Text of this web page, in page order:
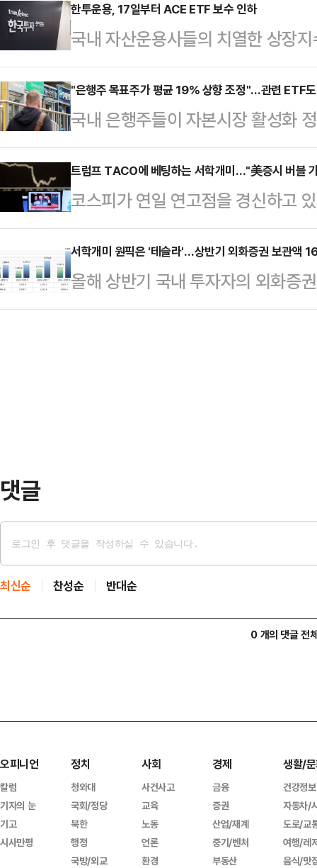
가 고점에 달했다는 우려 심리가 반
손실 위험이 커질 수 있다며 주의
면 최근 일주일 동안 국내 ETF 시
상품은 ‘KODEX 200선물인버스
선물 지수를 2배 역추종하는 곱버
락할 …
한투운용, 17일부터 ACE ETF 보수 인하
국내 자산운용사들의 치열한 상장
자신탁운용이 ‘맞불 카드’를 꺼내
던 기존 방침을 접고 ACE ETF 보
에 따르면 한국투자신탁운용은 오
국 대표지수를 추종하는 ETF 4종
살펴보면 ‘ACE 200’는 0.09%에
에서 0.01%로 조정한다.‘ACE 미
"은행주 목표주가 평균 19% 상향 조정"…관련 ETF도
국내 은행주들이 자본시장 활성화
데 관련 상장지수펀드(ETF)들도
한국거래소에 따르면 이달(7월
면 은행 관련 ETF의 비중이 절반
높은 수익률을 기록한 상품은
‘TIGER 은행고배당플러스
(8.88%)’, ‘KODEX 은행
트럼프 TACO에 베팅하는 서학개미…"美증시 버블
코스피가 연일 연고점을 경신하고
의 '관성'은 흔들리지 않고 있다.
Chicken Out) 랠리'에 대한 기대감
비중과 경기침체 우려와 동떨어진
을 경고하고 있다.'타코(TACO)'는
서학개미 원픽은 '테슬라'…상반기 외화증권 보관액
올해 상반기 국내 투자자의 외화증
나, 결제금액은 3.2% 감소한 것으
댓글
최신순 찬성순 반대순
0 개의 댓글 전
오피니언
칼럼
기자의 눈
기고
시사만평
정치
청와대
국회/정당
북한
행정
국방/외교
사회
사건사고
교육
노동
언론
환경
경제
금융
증권
산업/재계
중기/벤처
부동산
생활/
건강정보
자동차/
도로/교
여행/레
음식/맛